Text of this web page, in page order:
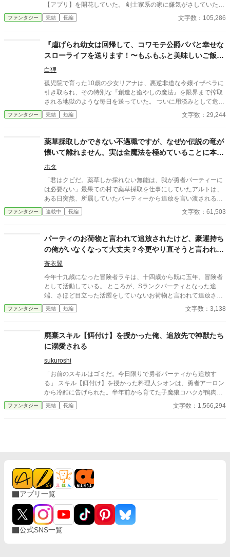
【アプリ】を開花していた。 剣士家系の家に嫌気がさしていた主
人公は、剣士系のアプリではなく【一秒クッキング】をインスト
ールし、好きな食べ物を食べ歩くと決意する。 十歳に才能なしと
花させて、実家から煙たがれるようになった。 紆余曲折から二人
は再び出会い、休息日を一緒に過ごすようになる。 十二歳になり
成人となったノアは晴れて（？）実家から追放され家を出ること
になった。 自由の身となったノアと家出元婚約者セレナと可愛ら
しい子犬は世界を歩き回りながら、美味しいご飯を食べまくる旅
を始める。 その旅はやがて色んな国の色んな事件に巻き込まれる
のだが、この物語はまだ始まったばかりだ。 ※ファンタジーカッ
プ用に書き下ろし作品となります。アルファポリス優先投稿とな
っております。
ファンタジー 完結 長編 文字数：105,286
​『虐げられ幼女は回帰して、コワモテ公爵パパと幸せな
スローライフを送ります！〜もふもふと美味しいご飯で
心を癒す異世界ファンタジー〜』
白狸
​孤児院で育った10歳の少女リアナは、悪逆非道な令嬢イザベラに
引き取られ、その特別な『創造と癒やしの魔法』を限界まで搾取
される地獄のような毎日を送っていた。 ついに用済みとして危険
な魔境へ捨てられ、命を落としかけたその瞬間――前世（日本）
の記憶を取り戻し、なんと10歳の自分へと時間が巻き戻る【回帰
日々が始まるの……？」と絶望で震えるリアナ。 しかし、運命の
日に彼女の前に現れたのはイザベラではなく、「血塗れの熊」と
恐れられる帝国最強の騎士・レオンハルト公爵だった。 ​「今度は
兵器としてこき使われるんだわ！」と勘違いして怯えるリアナだ
ったが、コワモテな公爵の正体は、ただの不器用で優しすぎる過
保護な人だった！ ふかふかのベッド、初めての温かくて美味しい
スープ、そして公爵の真っ直ぐな愛情に触れ、リアナの凍りつい
ていた心は少しずつ溶け出していく。 ​前世の知識と『創造魔法』
を活かして枯れた大地をふかふかの農地に変えたり、伝説のもふ
には次第に温かい笑顔の輪が広がっていく。 ​やがて、リアナが魔
法で咲かせた「青い星のバラ」をきっかけに、彼女が公爵の生き
になる！ 時を同じくして、一度目の人生の記憶を持ったまま逆行
してきた悪女イザベラが、偽造契約書を片手に再びリアナを奪い
にやってくる。 しかし……今のリアナはもう、一人ぼっちで泣い
ていたあの頃の少女ではない。 ​最強の公爵パパ、頼れる銀狼の騎
士、もふもふの相棒という「最高の家族」がリアナの盾となり、
悪女の野望を完全粉砕！ これは、誰からも愛されなかった少女
にしながら最高の「スローライフ」を手に入れる、感動のヒーリ
ング・ファンタジー！
ファンタジー 完結 短編 文字数：29,244
薬草採取しかできない不遇職ですが、なぜか伝説の竜が
懐いて離れません。実は全魔法を極めていることに本人
気づかず、今日も無自覚に魔王級をワンパン
ホタ
「君はクビだ。薬草しか採れない無能は、我が勇者パーティーに
は必要ない」最果ての村で薬草採取を仕事にしていたアルトは、
ある日突然、所属していたパーティーから追放を言い渡される。
しかし、アルトは悲しまなかった。むしろ「これで大好きな薬草
を好きなだけ採れる！」と大喜び。心機一転、森の奥深くで採取
（？）を助ける。だがその正体は、数千年の眠りから目覚めた伝
説の「終焉の竜」だった！「この恩、一生かけて返そう」「え
っ、いらないですよ。ただのトカゲさんでしょ？」無自覚に神話
級の魔法を使いこなし、聖域の薬草を雑草のごとく引き抜くアル
ト。最強の竜をペットに従え、本人の知らないところで世界を救
い、気づけば聖女や王女からも執着されることに……。これは、
自覚ゼロの最強青年が、無意識に世界をひっくり返していくスロ
ーライフ（？）ファンタジー。
ファンタジー 連載中 長編 文字数：61,503
パーティのお荷物と言われて追放されたけど、豪運持ち
の俺がいなくなって大丈夫？今更やり直そうと言われて
も、もふもふ系パーティを作ったから無理！
蒼衣翼
今年十九歳になった冒険者ラキは、十四歳から既に五年、冒険者
として活動している。 ところが、Sランクパーティとなった途
端、さほど目立った活躍をしていないお荷物と言われて追放され
てしまう。 しかしパーティがSランクに昇格出来たのは、ラキの
豪運スキルのおかげだった。 強力なスキルの代償として、口外出
ないラキは、裏切られたショックで人間嫌いになってしまう。 そ
んな彼が出会ったのが、ケモノ族と蔑まれる、狼族の少女ユメだ
った。 一方、ラキの抜けたパーティはこんなはずでは……という
出来事の連続で、崩壊して行くのであった。
ファンタジー 完結 短編 文字数：3,138
廃棄スキル【餌付け】を授かった俺、追放先で神獣たち
に溺愛される
sukuroshi
「お前のスキルはゴミだ。今日限りで勇者パーティから追放す
る」 スキル【餌付け】を授かった料理人シオンは、勇者アーロン
から冷酷に告げられた。半年前から育てた子魔狼コハクが鴨肉の
煮込み で死んだ――その責任を一身に背負わされて。 辺境の森で
野垂れ死ぬ覚悟だったシオンを救ったのは、塩むすび一個。 食を
の食卓に集う。辺境ヴァルガード自治領で食産業を興し、飢饉か
ら人々を救いながら、シオンは少しずつ自分 を取り戻していく。
戦わずに勝つ料理人と、もふもふ神獣たちの食卓物語。
ファンタジー 完結 長編 文字数：1,566,294
アプリ一覧
公式SNS一覧